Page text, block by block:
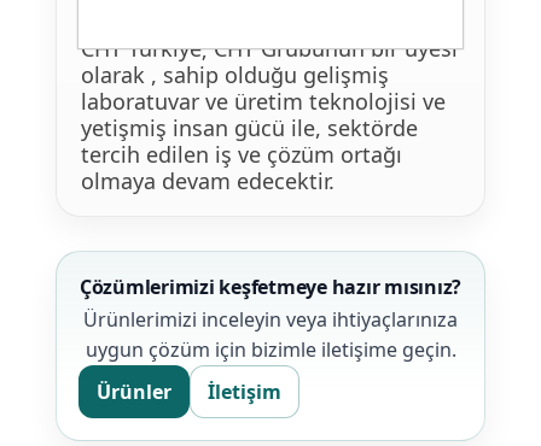
CHT Türkiye; CHT Grubunun bir üyesi
olarak , sahip olduğu gelişmiş
laboratuvar ve üretim teknolojisi ve
yetişmiş insan gücü ile, sektörde
tercih edilen iş ve çözüm ortağı
olmaya devam edecektir.
Çözümlerimizi keşfetmeye hazır mısınız?
Ürünlerimizi inceleyin veya ihtiyaçlarınıza
uygun çözüm için bizimle iletişime geçin.
Ürünler
İletişim